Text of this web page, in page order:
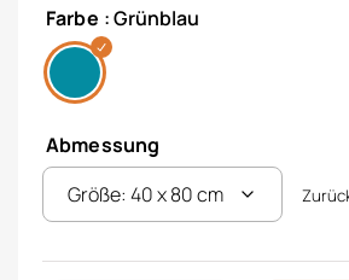
Farbe : Grünblau
Abmessung